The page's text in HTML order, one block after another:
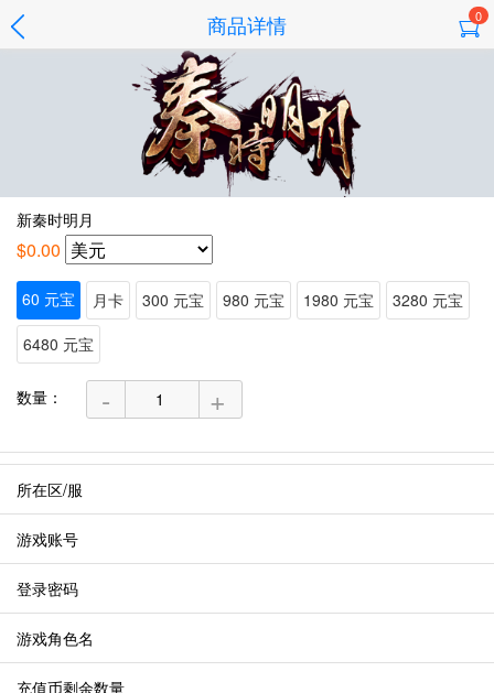
商品详情 0
新秦时明月
$0.00
60 元宝 月卡 300 元宝 980 元宝 1980 元宝
3280 元宝
6480 元宝
数量： - +
所在区/服
游戏账号
登录密码
游戏角色名
充值币剩余数量